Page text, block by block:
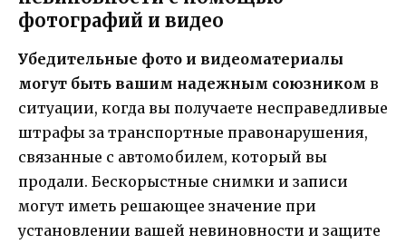
фотографий и видео
Убедительные фото и видеоматериалы
могут быть вашим надежным союзником в
ситуации, когда вы получаете несправедливые
штрафы за транспортные правонарушения,
связанные с автомобилем, который вы
продали. Бескорыстные снимки и записи
могут иметь решающее значение при
установлении вашей невиновности и защите